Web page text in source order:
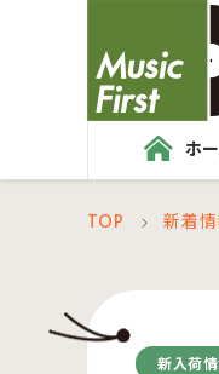
ホ
TOP ＞ 新着
新入荷